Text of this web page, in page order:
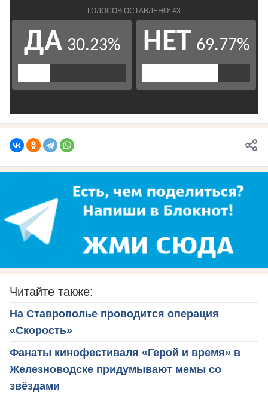
Читайте также:
На Ставрополье проводится операция
«Скорость»
Фанаты кинофестиваля «Герой и время» в
Железноводске придумывают мемы со
звёздами